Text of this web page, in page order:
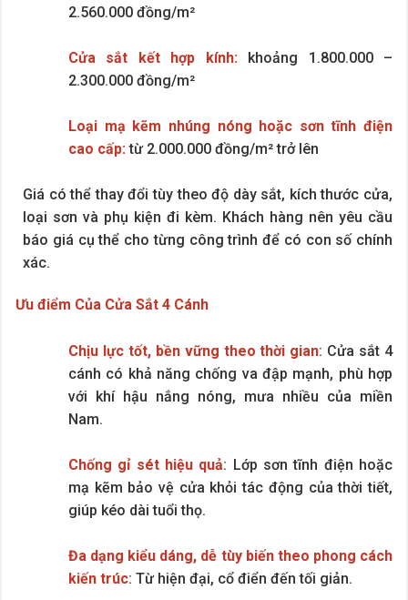
2.560.000 đồng/m²
Cửa sắt kết hợp kính:khoảng 1.800.000 –
2.300.000 đồng/m²
Loại mạ kẽm nhúng nóng hoặc sơn tĩnh điện
cao cấp:từ 2.000.000 đồng/m² trở lên
Giá có thể thay đổi tùy theo độ dày sắt, kích thước cửa,
loại sơn và phụ kiện đi kèm. Khách hàng nên yêu cầu
báo giá cụ thể cho từng công trình để có con số chính
xác.
Ưu điểm Của Cửa Sắt 4 Cánh
Chịu lực tốt, bền vững theo thời gian: Cửa sắt 4
cánh có khả năng chống va đập mạnh, phù hợp
với khí hậu nắng nóng, mưa nhiều của miền
Nam.
Chống gỉ sét hiệu quả: Lớp sơn tĩnh điện hoặc
mạ kẽm bảo vệ cửa khỏi tác động của thời tiết,
giúp kéo dài tuổi thọ.
Đa dạng kiểu dáng, dễ tùy biến theo phong cách
kiến trúc: Từ hiện đại, cổ điển đến tối giản.